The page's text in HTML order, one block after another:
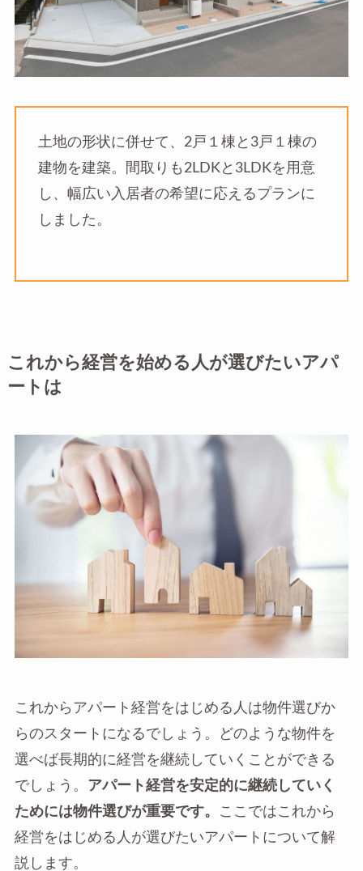
土地の形状に併せて、2戸１棟と3戸１棟の
建物を建築。間取りも2LDKと3LDKを用意
し、幅広い入居者の希望に応えるプランに
しました。
これから経営を始める人が選びたいアパ
ートは
これからアパート経営をはじめる人は物件選びか
らのスタートになるでしょう。どのような物件を
選べば長期的に経営を継続していくことができる
でしょう。 アパート経営を安定的に継続していく
ためには物件選びが重要です。
ここではこれから
経営をはじめる人が選びたいアパートについて解
説します。